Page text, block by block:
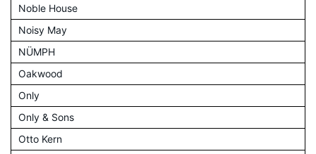
Noble House
Noisy May
NÜMPH
Oakwood
Only
Only & Sons
Otto Kern